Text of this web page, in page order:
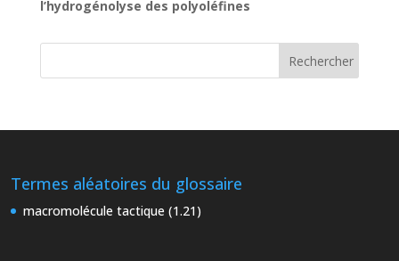
l’hydrogénolyse des polyoléfines
Termes aléatoires du glossaire
macromolécule tactique (1.21)